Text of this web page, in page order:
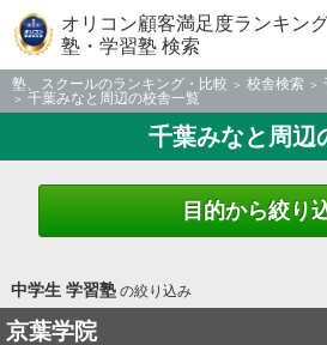
オリコン顧客満足度ランキン
塾・学習塾 検索
塾、スクールのランキング・比較 校舎検索
千葉みなと周辺の校舎一覧
千葉みなと周辺
目的から絞り
中学生 学習塾の絞り込み
京葉学院